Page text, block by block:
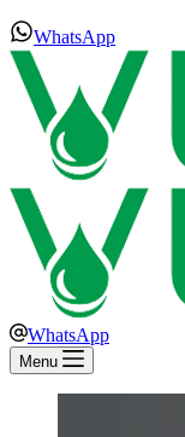
WhatsApp
WhatsApp
Menu